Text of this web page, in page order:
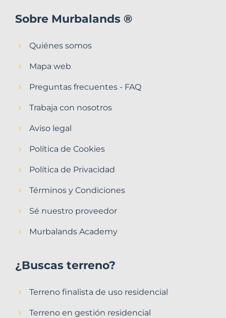
Sobre Murbalands ®
Quiénes somos
Mapa web
Preguntas frecuentes - FAQ
Trabaja con nosotros
Aviso legal
Política de Cookies
Política de Privacidad
Términos y Condiciones
Sé nuestro proveedor
Murbalands Academy
¿Buscas terreno?
Terreno finalista de uso residencial
Terreno en gestión residencial